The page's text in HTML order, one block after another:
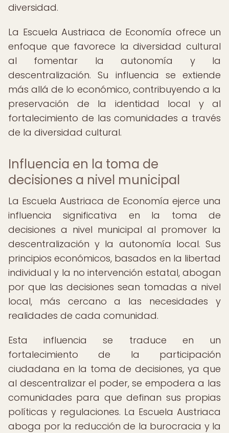
diversidad.
La Escuela Austriaca de Economía ofrece un
enfoque que favorece la diversidad cultural
al fomentar la autonomía y la
descentralización. Su influencia se extiende
más allá de lo económico, contribuyendo a la
preservación de la identidad local y al
fortalecimiento de las comunidades a través
de la diversidad cultural.
Influencia en la toma de
decisiones a nivel municipal
La Escuela Austriaca de Economía ejerce una
influencia significativa en la toma de
decisiones a nivel municipal al promover la
descentralización y la autonomía local. Sus
principios económicos, basados en la libertad
individual y la no intervención estatal, abogan
por que las decisiones sean tomadas a nivel
local, más cercano a las necesidades y
realidades de cada comunidad.
Esta influencia se traduce en un
fortalecimiento de la participación
ciudadana en la toma de decisiones, ya que
al descentralizar el poder, se empodera a las
comunidades para que definan sus propias
políticas y regulaciones. La Escuela Austriaca
aboga por la reducción de la burocracia y la